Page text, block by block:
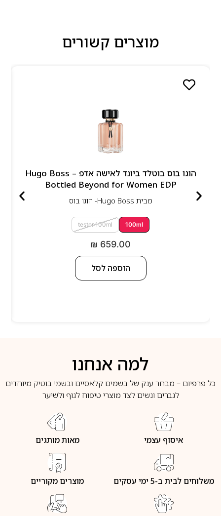
מוצרים קשורים
הוגו בוס בוטלד ביונד לאישה אדפ – Hugo Boss
Bottled Beyond for Women EDP
מבית Hugo Boss- הוגו בוס
100ml
tester 100ml
₪ 659.00
הוספה לסל
למה אנחנו
כל פרפיום – מבחר ענק של בשמים קלאסיים ובשמי בוטיק מיוחדים
לגברים ונשים לצד מוצרי טיפוח לגוף ולשיער
איסוף עצמי מאות מותגים
משלוחים לבית ב-5 ימי עסקים מוצרים מקוריים